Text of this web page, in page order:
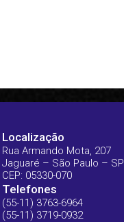
Localização
Rua Armando Mota, 207
Jaguaré – São Paulo – SP
CEP: 05330-070
Telefones
(55-11) 3763-6964
(55-11) 3719-0932